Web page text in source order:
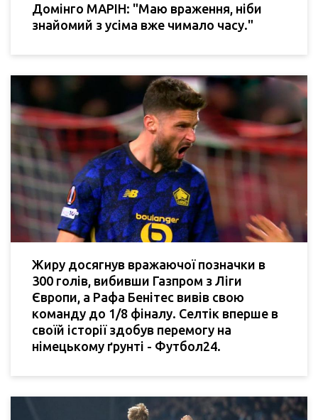
Домінго МАРІН: "Маю враження, ніби
знайомий з усіма вже чимало часу."
Жиру досягнув вражаючої позначки в
300 голів, вибивши Газпром з Ліги
Європи, а Рафа Бенітес вивів свою
команду до 1/8 фіналу. Селтік вперше в
своїй історії здобув перемогу на
німецькому ґрунті - Футбол24.